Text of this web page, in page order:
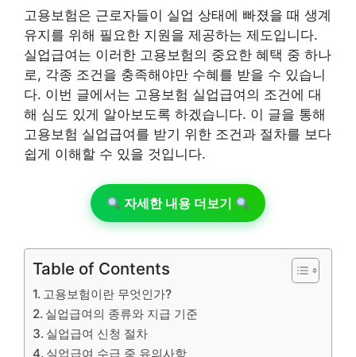
고용보험은 근로자들이 실업 상태에 빠졌을 때 생계
유지를 위해 필요한 지원을 제공하는 제도입니다.
실업급여는 이러한 고용보험의 중요한 혜택 중 하나
로, 각종 조건을 충족해야만 수혜를 받을 수 있습니
다. 이번 글에서는 고용보험 실업급여의 조건에 대
해 심도 있게 알아보도록 하겠습니다. 이 글을 통해
고용보험 실업급여를 받기 위한 조건과 절차를 보다
쉽게 이해할 수 있을 것입니다.
자세한 내용 더보기
Table of Contents
고용보험이란 무엇인가?
실업급여의 종류와 지급 기준
실업급여 신청 절차
실업급여 수급 중 유의사항